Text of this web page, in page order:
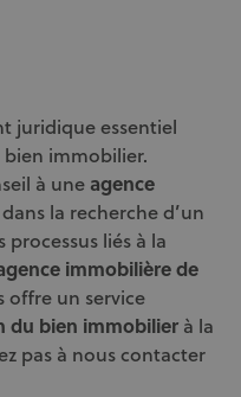
juridique essentiel
bien immobilier.
à une agence
la recherche d’un
liés à la
immobilière de
offre un service
du bien immobilier à la
pas à nous contacter